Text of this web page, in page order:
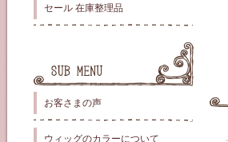
セール 在庫整理品
お客さまの声
ウィッグのカラーについて